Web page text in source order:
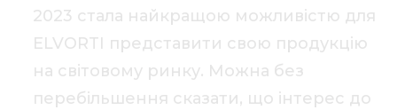
2023 стала найкращою можливістю для
ELVORTI представити свою продукцію
на світовому ринку. Можна без
перебільшення сказати, що інтерес до